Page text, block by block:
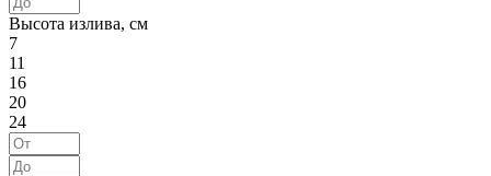
Высота излива, см
7
11
16
20
24